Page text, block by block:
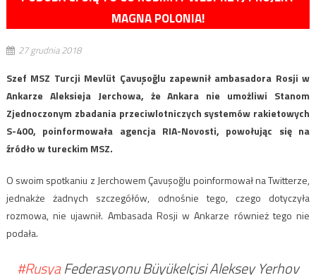
MAGNA POLONIA!
27 grudnia 2018
Szef MSZ Turcji Mevlüt Çavuşoğlu zapewnił ambasadora Rosji w
Ankarze Aleksieja Jerchowa, że Ankara nie umożliwi Stanom
Zjednoczonym zbadania przeciwlotniczych systemów rakietowych
S-400, poinformowała agencja RIA-Novosti, powołując się na
źródło w tureckim MSZ.
O swoim spotkaniu z Jerchowem Çavuşoğlu poinformował na Twitterze,
jednakże żadnych szczegółów, odnośnie tego, czego dotyczyła
rozmowa, nie ujawnił. Ambasada Rosji w Ankarze również tego nie
podała.
#RusyaFederasyonu Büyükelçisi Aleksey Yerhov